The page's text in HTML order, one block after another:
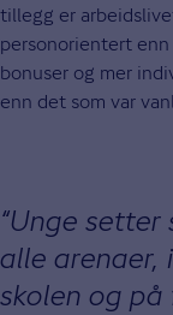
tillegg er
personorientert
bonuser og mer
enn det som var
Unge setter
alle arenaer,
skolen og på